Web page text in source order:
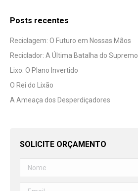
Posts recentes
Reciclagem: O Futuro em Nossas Mãos
Reciclador: A Última Batalha do Supremo
Lixo: O Plano Invertido
O Rei do Lixão
A Ameaça dos Desperdiçadores
SOLICITE ORÇAMENTO